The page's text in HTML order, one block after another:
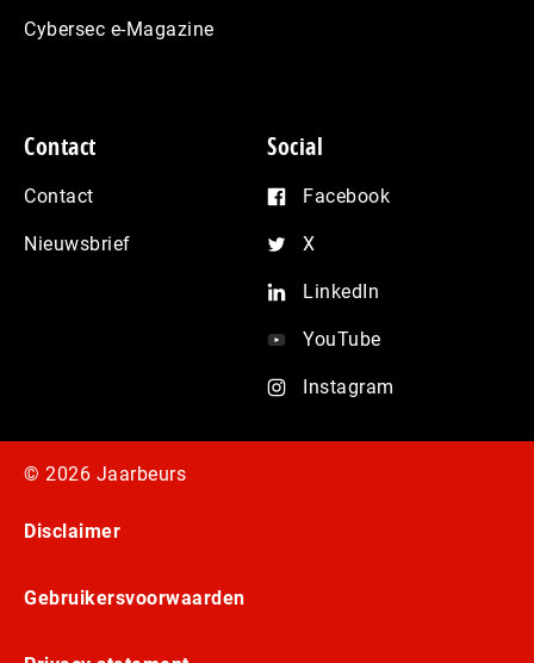
Cybersec e-Magazine
Contact
Contact
Nieuwsbrief
Social
Facebook
X
LinkedIn
YouTube
Instagram
© 2026 Jaarbeurs
Disclaimer
Gebruikersvoorwaarden